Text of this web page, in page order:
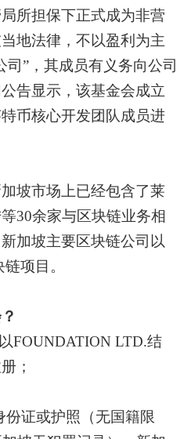
所担保下正式成为非营
地法律，不以盈利为主
司”，其成员有义务向公司
告显示，该基金会成立
币核心开发团队成员进
坡市场上已经包含了莱
30余家与区块链业务相
加坡主要区块链公司以
项目。
FOUNDATION LTD.结
；
份证或护照（无国籍限